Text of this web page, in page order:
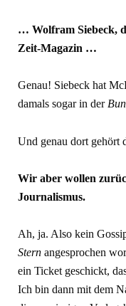
… Wolfram Siebeck,
Zeit-Magazin …
Genau! Siebeck hat
damals sogar in der
Und genau dort gehört
Wir aber wollen
Journalismus.
Ah, ja. Also kein
Stern angesprochen
ein Ticket geschickt,
Ich bin dann mit dem